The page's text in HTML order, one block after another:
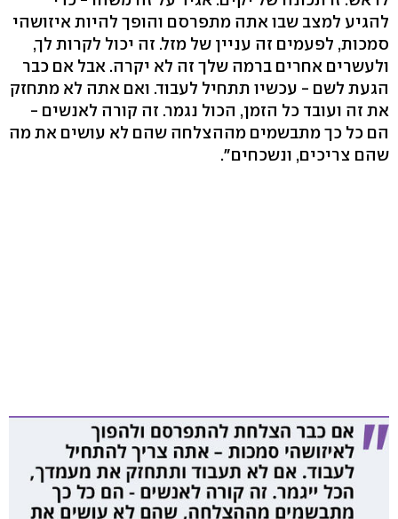
להגיע למצב שבו אתה מתפרסם והופך להיות איזושהי
סמכות, לפעמים זה עניין של מזל. זה יכול לקרות לך,
ולעשרים אחרים ברמה שלך זה לא יקרה. אבל אם כבר
הגעת לשם - עכשיו תתחיל לעבוד. ואם אתה לא מתחזק
את זה ועובד כל הזמן, הכול נגמר. זה קורה לאנשים -
הם כל כך מתבשמים מההצלחה שהם לא עושים את מה
שהם צריכים, ונשכחים".